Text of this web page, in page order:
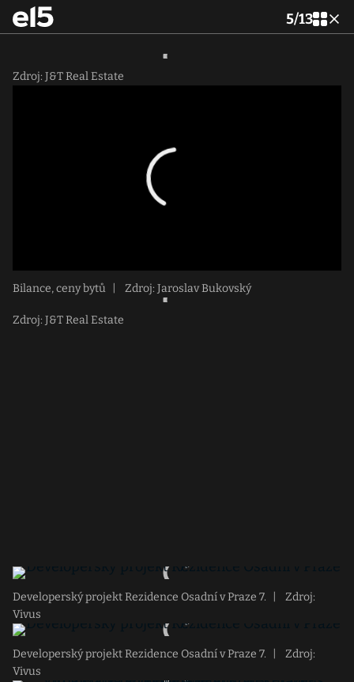
5/13
Zdroj: J&T Real Estate
Bilance, ceny bytů Zdroj: Jaroslav Bukovský
Zdroj: J&T Real Estate
Developerský projekt Rezidence Osadní v Praze 7.
Zdroj:
Vivus
Developerský projekt Rezidence Osadní v Praze 7.
Zdroj:
Vivus